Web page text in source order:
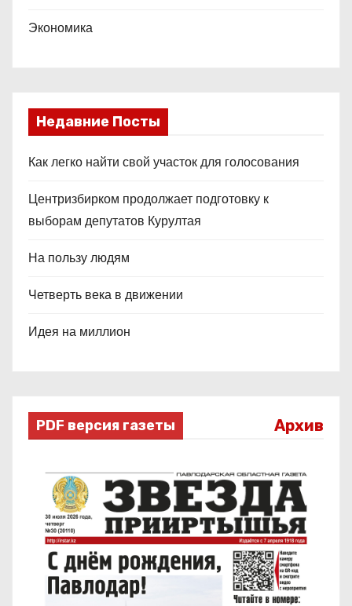
Экономика
Недавние Посты
Как легко найти свой участок для голосования
Центризбирком продолжает подготовку к
выборам депутатов Курултая
На пользу людям
Четверть века в движении
Идея на миллион
PDF версия газеты Архив